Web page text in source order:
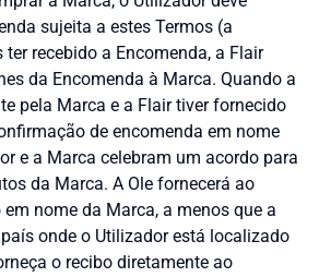
sujeita a estes Termos (a
ter recebido a Encomenda, a Flair
da Encomenda à Marca. Quando a
pela Marca e a Flair tiver fornecido
de encomenda em nome
e a Marca celebram um acordo para
da Marca. A Ole fornecerá ao
nome da Marca, a menos que a
onde o Utilizador está localizado
o recibo diretamente ao